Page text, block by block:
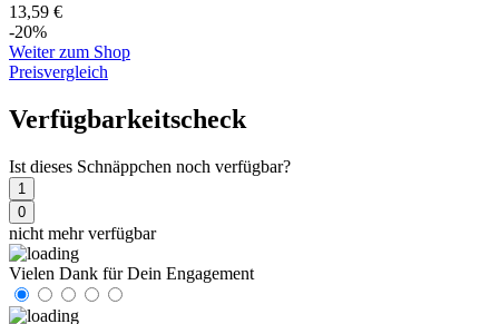
13,59 €
-20%
Weiter zum Shop
Preisvergleich
Verfügbarkeitscheck
Ist dieses Schnäppchen noch verfügbar?
1
0
nicht mehr verfügbar
Vielen Dank für Dein Engagement